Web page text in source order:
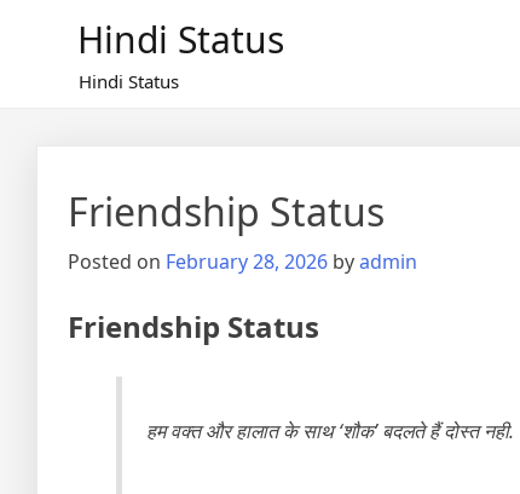
Hindi Status
Hindi Status
Friendship Status
Posted on February 28, 2026 byadmin
Friendship Status
हम वक्त और हालात के साथ ‘शौक’ बदलते हैं दोस्त नही.